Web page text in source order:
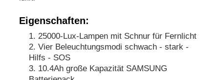
LED-Bergbauleuchten
Kabellose Bergbaukappenlampe
Eigenschaften:
25000-Lux-Lampen mit Schnur für Fernlicht
Vier Beleuchtungsmodi schwach - stark -
Hilfs - SOS
10.4Ah große Kapazität SAMSUNG